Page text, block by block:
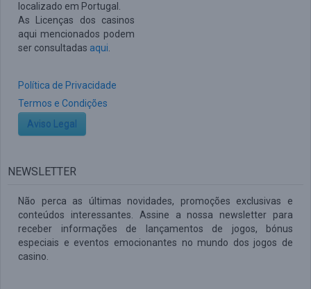
localizado em Portugal.
As Licenças dos casinos
aqui mencionados podem
ser consultadas aqui
Política de Privacidade
Termos e Condições
Aviso Legal
NEWSLETTER
Não perca as últimas novidades, promoções exclusivas e
conteúdos interessantes. Assine a nossa newsletter para
receber informações de lançamentos de jogos, bónus
especiais e eventos emocionantes no mundo dos jogos de
casino.